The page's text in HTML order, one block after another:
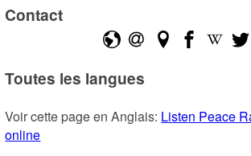
Contact
Toutes les langues
Voir cette page en Anglais: Listen Peace
online